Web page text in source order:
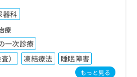
器科
療
一次診療
）
凍結療法 睡眠障害
もっと見る